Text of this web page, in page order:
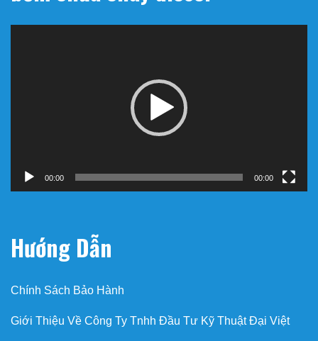
00:00 00:00
Hướng Dẫn
Chính Sách Bảo Hành
Giới Thiệu Về Công Ty Tnhh Đầu Tư Kỹ Thuật Đại Việt